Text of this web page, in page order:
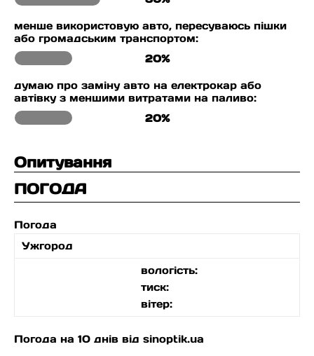
менше використовую авто, пересуваюсь пішки
або громадським транспортом:
20%
думаю про заміну авто на електрокар або
автівку з меншими витратами на паливо:
20%
Опитування
ПОГОДА
Погода
Ужгород
вологість:
тиск:
вітер:
Погода на 10 днів від sinoptik.ua